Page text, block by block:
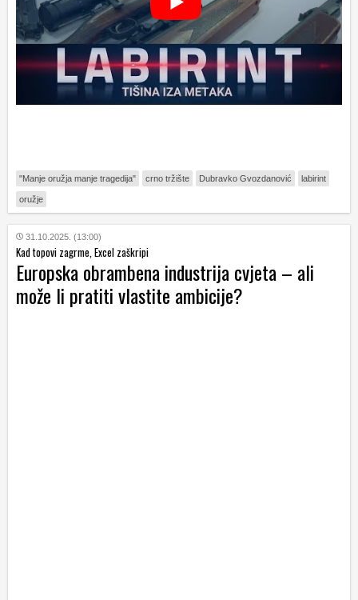
"Manje oružja manje tragedija" crno tržište Dubravko Gvozdanović labirint
oružje
31.10.2025. (13:00)
Kad topovi zagrme, Excel zaškripi
Europska obrambena industrija cvjeta – ali
može li pratiti vlastite ambicije?